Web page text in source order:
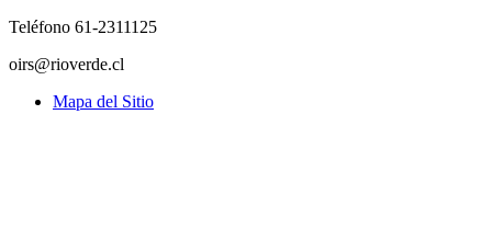
Teléfono 61-2311125
oirs@rioverde.cl
Mapa del Sitio